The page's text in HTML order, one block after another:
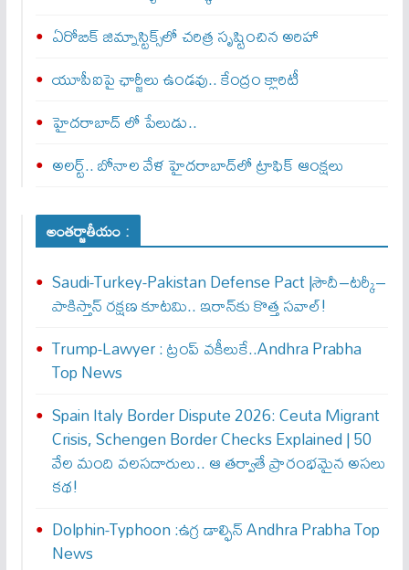
ఏరోబిక్‌ జిమ్నాస్టిక్స్‌లో చరిత్ర సృష్టించిన అరిహా
యూపీఐపై ఛార్జీలు ఉండవు.. కేంద్రం క్లారిటీ
హైదరాబాద్ లో పేలుడు..
అలర్ట్‌.. బోనాల వేళ హైదరాబాద్‌లో ట్రాఫిక్‌ ఆంక్షలు
అంతర్జాతీయం :
Saudi-Turkey-Pakistan Defense Pact |సౌదీ–టర్కీ–
పాకిస్తాన్ రక్షణ కూటమి.. ఇరాన్‌కు కొత్త సవాల్!
Trump-Lawyer : ట్రంప్ వ‌కీలుకే..Andhra Prabha
Top News
Spain Italy Border Dispute 2026: Ceuta Migrant
Crisis, Schengen Border Checks Explained | 50
వేల మంది వలసదారులు.. ఆ తర్వాతే ప్రారంభ‌మైన అసలు
కథ!
Dolphin-Typhoon :ఉగ్ర డాల్ఫిన్ Andhra Prabha Top
News